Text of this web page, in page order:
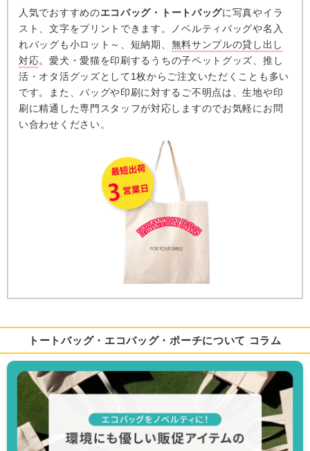
人気でおすすめのエコバッグ・トートバッグに写真やイラ
スト、文字をプリントできます。ノベルティバッグや名入
れバッグも小ロット～、短納期、 無料サンプルの貸し出し
対応。愛犬・愛猫を印刷するうちの子ペットグッズ、推し
活・オタ活グッズとして1枚からご注文いただくことも多い
です。また、バッグや印刷に対するご不明点は、生地や印
刷に精通した専門スタッフが対応しますのでお気軽にお問
い合わせください。
トートバッグ・エコバッグ・ポーチについて コラム